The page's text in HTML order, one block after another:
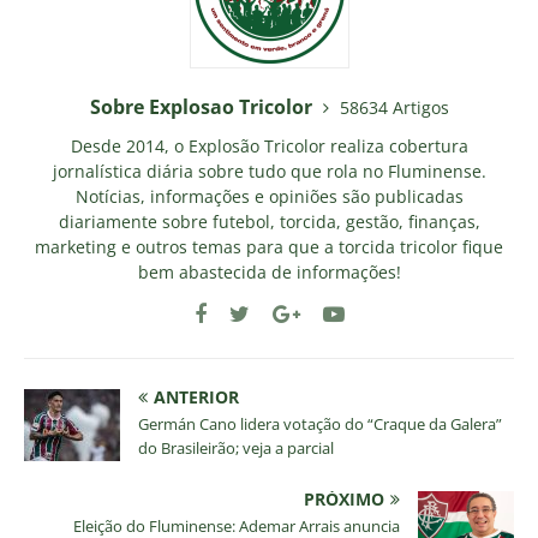
Sobre Explosao Tricolor
58634 Artigos
Desde 2014, o Explosão Tricolor realiza cobertura
jornalística diária sobre tudo que rola no Fluminense.
Notícias, informações e opiniões são publicadas
diariamente sobre futebol, torcida, gestão, finanças,
marketing e outros temas para que a torcida tricolor fique
bem abastecida de informações!
ANTERIOR
Germán Cano lidera votação do “Craque da Galera”
do Brasileirão; veja a parcial
PRÓXIMO
Eleição do Fluminense: Ademar Arrais anuncia